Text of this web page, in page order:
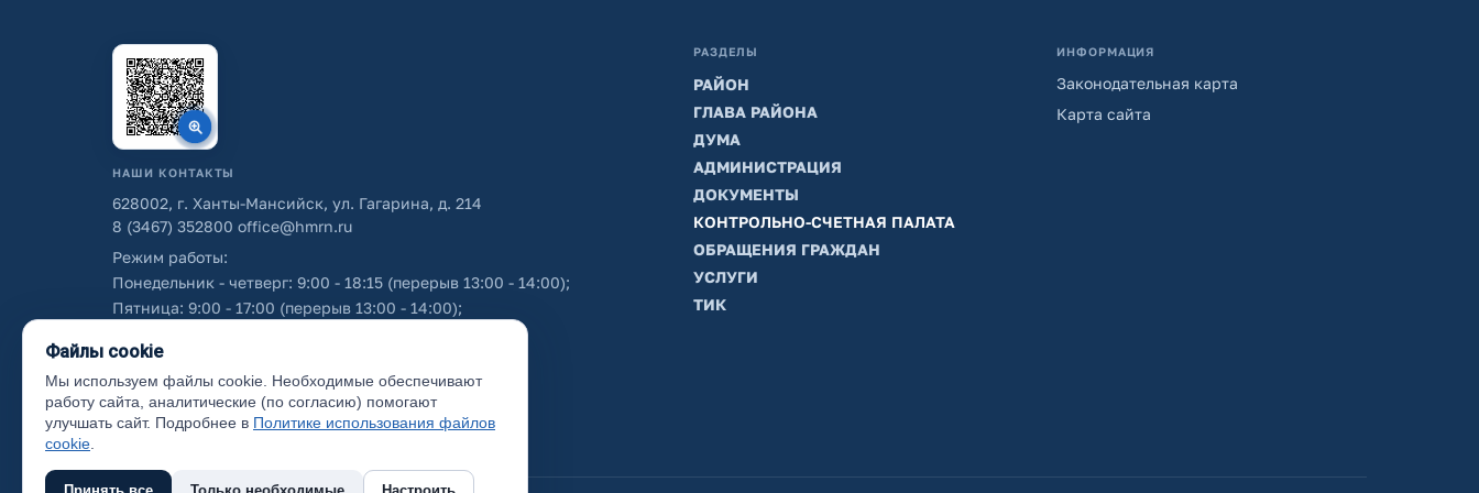
НАШИ КОНТАКТЫ
628002, г. Ханты-Мансийск, ул. Гагарина, д. 214
8 (3467) 352800 office@hmrn.ru
Режим работы:
Понедельник - четверг: 9:00 - 18:15 (перерыв 13:00 - 14:00);
Пятница: 9:00 - 17:00 (перерыв 13:00 - 14:00);
Об использовании персональных данных
РАЗДЕЛЫ
РАЙОН
ГЛАВА РАЙОНА
ДУМА
АДМИНИСТРАЦИЯ
ДОКУМЕНТЫ
КОНТРОЛЬНО-СЧЕТНАЯ ПАЛАТА
ОБРАЩЕНИЯ ГРАЖДАН
УСЛУГИ
ТИК
ИНФОРМАЦИЯ
Законодательная карта
Карта сайта
Файлы cookie
Мы используем файлы cookie. Необходимые обеспечивают
работу сайта, аналитические (по согласию) помогают
улучшать сайт. Подробнее в Политике использования файлов
cookie